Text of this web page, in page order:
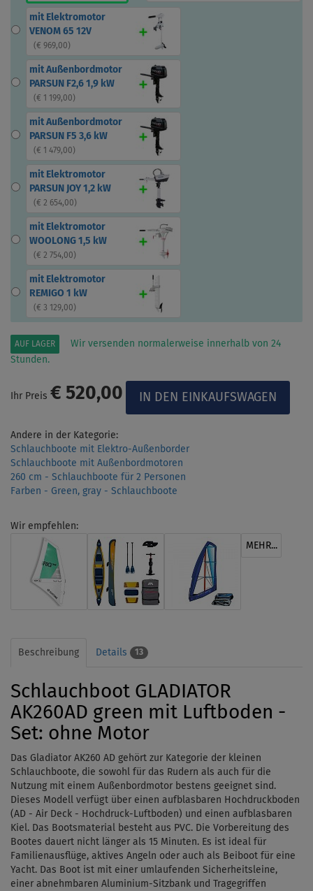
mit Elektromotor
VENOM 65 12V
( € 969,00)
mit Außenbordmotor
PARSUN F2,6 1,9 kW
( € 1 199,00)
mit Außenbordmotor
PARSUN F5 3,6 kW
( € 1 479,00)
mit Elektromotor
PARSUN JOY 1,2 kW
( € 2 654,00)
mit Elektromotor
WOOLONG 1,5 kW
( € 2 754,00)
mit Elektromotor
REMIGO 1 kW
( € 3 129,00)
AUF LAGER
Wir versenden normalerweise innerhalb von 24
Stunden.
Ihr Preis € 520,00
Andere in der Kategorie:
Schlauchboote mit Elektro-Außenborder
Schlauchboote mit Außenbordmotoren
260 cm - Schlauchboote für 2 Personen
Farben - Green, gray - Schlauchboote
Wir empfehlen:
MEHR...
Beschreibung Details 13
Schlauchboot GLADIATOR
AK260AD green mit Luftboden -
Set: ohne Motor
Das Gladiator AK260 AD gehört zur Kategorie der kleinen
Schlauchboote, die sowohl für das Rudern als auch für die
Nutzung mit einem Außenbordmotor bestens geeignet sind.
Dieses Modell verfügt über einen aufblasbaren Hochdruckboden
(AD - Air Deck - Hochdruck-Luftboden) und einen aufblasbaren
Kiel. Das Bootsmaterial besteht aus PVC. Die Vorbereitung des
Bootes dauert nicht länger als 15 Minuten. Es ist ideal für
Familienausflüge, aktives Angeln oder auch als Beiboot für eine
Yacht. Das Boot ist mit einer umlaufenden Sicherheitsleine,
einer abnehmbaren Aluminium-Sitzbank und Tragegriffen